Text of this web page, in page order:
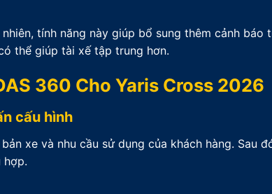
tính năng này giúp bổ sung thêm cảnh
thể giúp tài xế tập trung hơn.
360 Cho Yaris Cross 2026
cấu hình
xe và nhu cầu sử dụng của khách hàng. Sau
hợp.